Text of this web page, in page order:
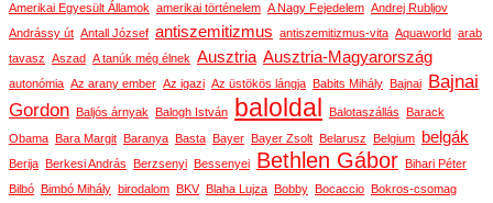
Amerikai Egyesült Államok amerikai történelem A Nagy Fejedelem Andrej Rubljov
Andrássy út Antall József antiszemitizmus antiszemitizmus-vita Aquaworld arab
tavasz Aszad A tanúk még élnek Ausztria Ausztria-Magyarország
autonómia Az arany ember Az igazi Az üstökös lángja Babits Mihály Bajnai Bajnai
Gordon Baljós árnyak Balogh István baloldal Balotaszállás Barack
Obama Bara Margit Baranya Basta Bayer Bayer Zsolt Belarusz Belgium belgák
Berija Berkesi András Berzsenyi Bessenyei Bethlen Gábor Bihari Péter
Bilbó Bimbó Mihály birodalom BKV Blaha Lujza Bobby Bocaccio Bokros-csomag